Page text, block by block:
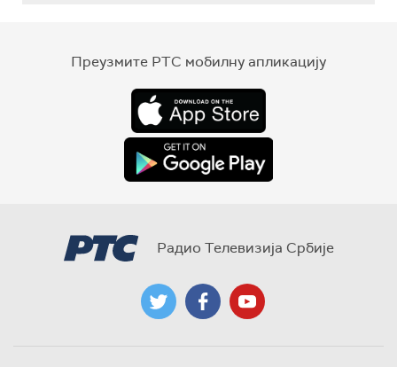
Преузмите РТС мобилну апликацију
Радио Телевизија Србије